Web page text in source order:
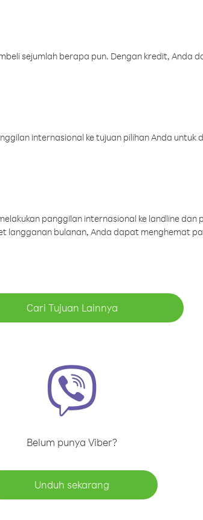
sejumlah berapa pun. Dengan kredit, Anda
internasional ke tujuan pilihan Anda
panggilan internasional ke landline
langganan bulanan, Anda dapat menghemat
Cari Tujuan Lainnya
Belum punya Viber?
Unduh sekarang